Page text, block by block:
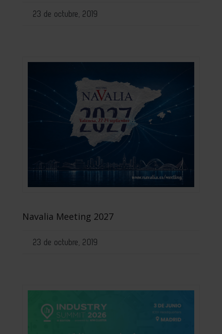
23 de octubre, 2019
Navalia Meeting 2027
23 de octubre, 2019